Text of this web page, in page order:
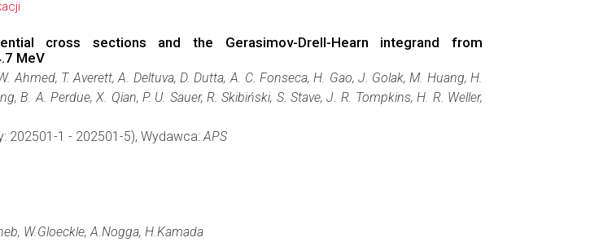
cross sections and the Gerasimov-Drell-Hearn integrand from
MeV
Ahmed, T. Averett, A. Deltuva, D. Dutta, A. C. Fonseca, H. Gao, J. Golak, M. Huang, H.
B. A. Perdue, X. Qian, P. U. Sauer, R. Skibiński, S. Stave, J. R. Tompkins, H. R. Weller,
202501-1 - 202501-5), Wydawca:APS
W.Gloeckle, A.Nogga, H.Kamada